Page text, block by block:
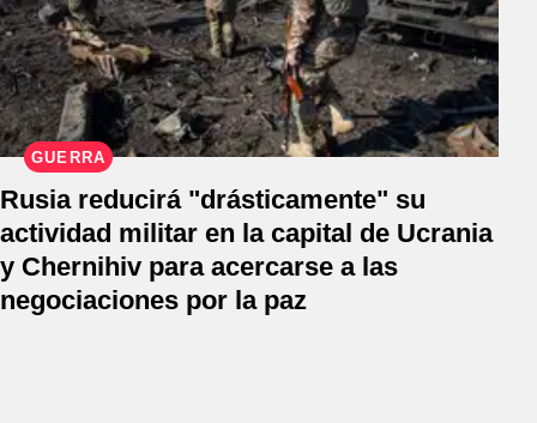
GUERRA
Rusia reducirá "drásticamente" su
actividad militar en la capital de Ucrania
y Chernihiv para acercarse a las
negociaciones por la paz